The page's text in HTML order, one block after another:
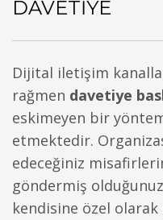
DAVETIYE
Dijital iletişim
rağmen davetiye
eskimeyen bir
etmektedir.
edeceğiniz
göndermiş olduğunuz
kendisine özel